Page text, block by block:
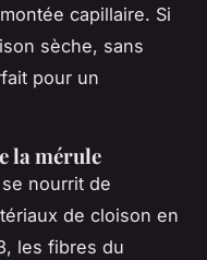
capillaire. Si
sèche, sans
pour un
la mérule
nourrit de
de cloison en
les fibres du